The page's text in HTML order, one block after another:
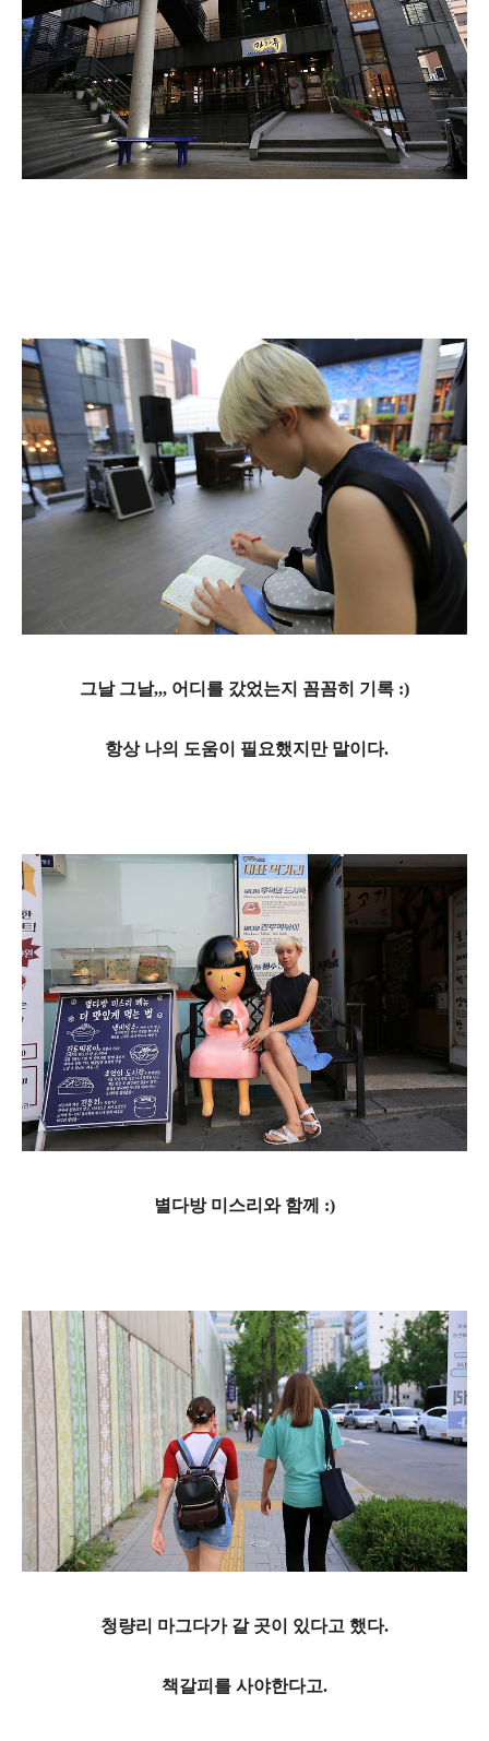
그날 그날,,, 어디를 갔었는지 꼼꼼히 기록 :)
항상 나의 도움이 필요했지만 말이다.
별다방 미스리와 함께 :)
청량리 마그다가 갈 곳이 있다고 했다.
책갈피를 사야한다고.